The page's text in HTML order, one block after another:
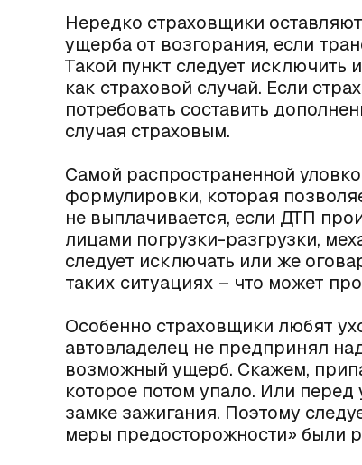
Нередко страховщики
ущерба от возгорания, если
Такой пункт следует исключить
как страховой случай. Если
потребовать составить
случая страховым.
Самой распространенной
формулировки, которая
не выплачивается, если ДТП
лицами погрузки-разгрузки,
следует исключать или же
таких ситуациях – что может
Особенно страховщики любят
автовладелец не предпринял
возможный ущерб. Скажем,
которое потом упало. Или
замке зажигания. Поэтому
меры предосторожности» были